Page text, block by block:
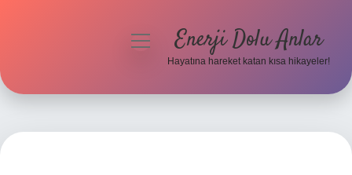
menüyüEnerji Dolu Anlar
Hayatına hareket katan kısa hikayeler!